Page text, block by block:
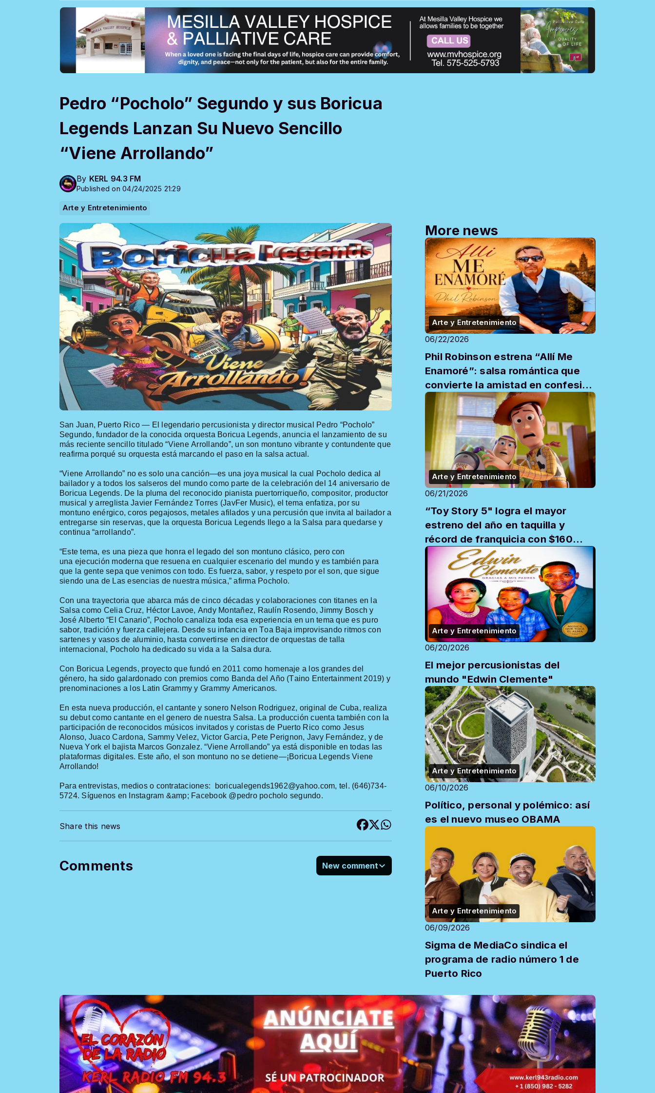
Pedro “Pocholo” Segundo y sus Boricua
Legends Lanzan Su Nuevo Sencillo
“Viene Arrollando”
By KERL 94.3 FM
Published on 04/24/2025 21:29
Arte y Entretenimiento
San Juan, Puerto Rico — El legendario percusionista y director musical Pedro “Pocholo”
Segundo, fundador de la conocida orquesta Boricua Legends, anuncia el lanzamiento de su
más reciente sencillo titulado “Viene Arrollando”, un son montuno vibrante y contundente que
reafirma porqué su orquesta está marcando el pasoen la salsa actual.
“Viene Arrollando” no es solo una canción—es una joya musical la cual Pocholo dedica al
bailadory atodos los salseros del mundo como parte de lacelebración del 14 aniversario de
Boricua Legends. De la pluma del reconocido pianista puertorriqueño, compositor, productor
musical yarreglista Javier Fernández Torres (JavFer Music), el tema enfatiza, por su
montuno enérgico,coros pegajosos, metales afilados y una percusión que invita al bailador a
entregarse sin reservas, que la orquesta Boricua Legends llego a la Salsa para quedarse y
continua “arrollando”.
“Este tema, es una pieza que honra el legado del son montuno clásico, pero con
una ejecución moderna que resuena en cualquier escenario del mundo y es también para
que la gente sepa que venimos con todo. Es fuerza, sabor, y respeto por el son, que sigue
siendo una de Lasesencias de nuestra música,”afirma Pocholo.
Con una trayectoria que abarca más decinco décadas ycolaboraciones con titanes en la
Salsa como Celia Cruz, Héctor Lavoe, Andy Montañez, Raulín Rosendo, Jimmy Bosch y
José Alberto “El Canario”, Pocholo canaliza toda esa experiencia en untema que es puro
sabor, tradición y fuerza callejera. Desde su infancia en Toa Baja improvisando ritmoscon
sartenesy vasosde aluminio, hasta convertirse en director de orquestas de talla
internacional, Pocholo ha dedicadosu vida a la Salsa dura.
Con Boricua Legends, proyectoquefundó en 2011 como homenaje a losgrandes del
género, ha sido galardonado con premios como Banda del Año (Taino Entertainment2019) y
prenominaciones a los Latin Grammy y Grammy Americanos.
En esta nueva producción,el cantante y sonero Nelson Rodriguez, original de Cuba, realiza
su debutcomo cantante en el genero de nuestra Salsa. La producción cuenta también con la
participación de reconocidos músicos invitados y coristasde Puerto Rico como Jesus
Alonso, Juaco Cardona, Sammy Velez, Victor Garcia, Pete Perignon, Javy Fernández, y de
Nueva York el bajista Marcos Gonzalez. “Viene Arrollando” ya está disponible en todas las
plataformas digitales. Este año, el son montuno no sedetiene—¡Boricua Legends Viene
Arrollando!
Paraentrevistas, medioso contrataciones: boricualegends1962@yahoo.com, tel. (646)734-
5724. Síguenos en Instagram &amp; Facebook @pedro pocholo segundo.
Share this news
Comments New comment
More news
Arte y Entretenimiento
06/22/2026
Phil Robinson estrena “Allí Me
Enamoré”: salsa romántica que
convierte la amistad en confesión
de amor
Arte y Entretenimiento
06/21/2026
“Toy Story 5" logra el mayor
estreno del año en taquilla y
récord de franquicia con $160
millones
Arte y Entretenimiento
06/20/2026
El mejor percusionistas del
mundo "Edwin Clemente"
Arte y Entretenimiento
06/10/2026
Político, personal y polémico: así
es el nuevo museo OBAMA
Arte y Entretenimiento
06/09/2026
Sigma de MediaCo sindica el
programa de radio número 1 de
Puerto Rico